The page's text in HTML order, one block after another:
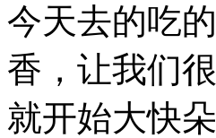
今天去的吃
香，让我们
就开始大快